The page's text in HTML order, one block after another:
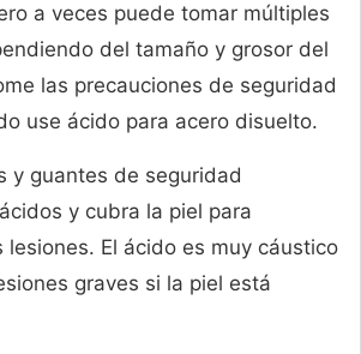
a veces puede tomar múltiples
del tamaño y grosor del
las precauciones de seguridad
use ácido para acero disuelto.
y guantes de seguridad
y cubra la piel para
lesiones. El ácido es muy cáustico
graves si la piel está